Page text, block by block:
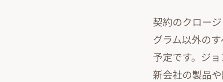
契約のクロー
グラム以外の
予定です。ジ
新会社の製品